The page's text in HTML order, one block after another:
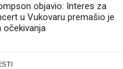
objavio: Interes za
u Vukovaru premašio je
očekivanja